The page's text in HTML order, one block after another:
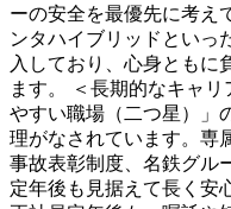
ーの安全を最優先に考え
ンタハイブリッドといっ
入しており、心身ともに
ます。 ＜長期的なキャ
やすい職場（二つ星）」
理がなされています。専
事故表彰制度、名鉄グル
定年後も見据えて長く安